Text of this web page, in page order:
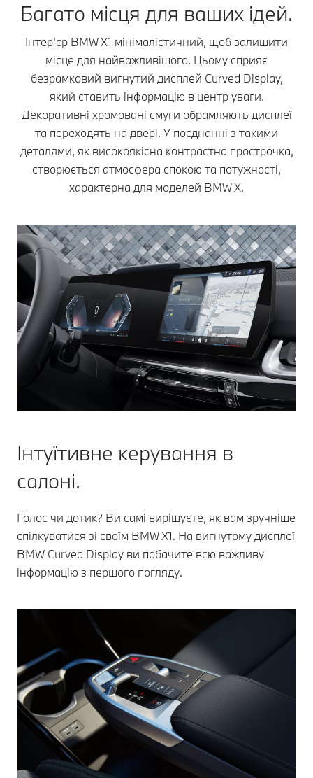
Багато місця для ваших ідей.
Інтер'єр BMW X1 мінімалістичний, щоб залишити
місце для найважливішого. Цьому сприяє
безрамковий вигнутий дисплей Curved Display,
який ставить інформацію в центр уваги.
Декоративні хромовані смуги обрамляють дисплеї
та переходять на двері. У поєднанні з такими
деталями, як високоякісна контрастна прострочка,
створюється атмосфера спокою та потужності,
характерна для моделей BMW X.
Інтуїтивне керування в
салоні.
Голос чи дотик? Ви самі вирішуєте, як вам зручніше
спілкуватися зі своїм BMW X1. На вигнутому дисплеї
BMW Curved Display ви побачите всю важливу
інформацію з першого погляду.